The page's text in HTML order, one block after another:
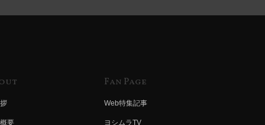
要
Fan Page
Web特集記事
ヨシムラTV